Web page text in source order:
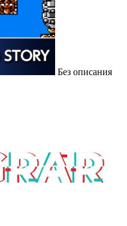
Без описания